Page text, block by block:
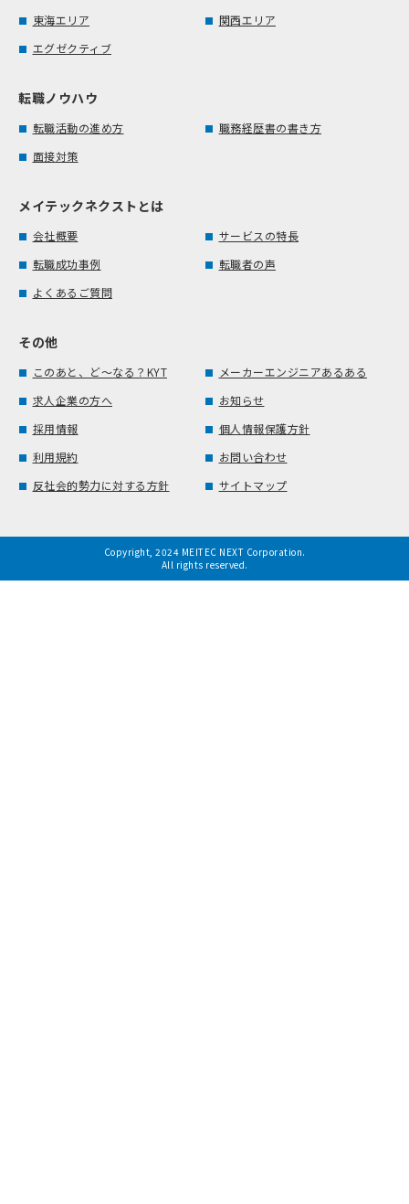
東海エリア
関西エリア
エグゼクティブ
転職ノウハウ
転職活動の進め方
職務経歴書の書き方
面接対策
メイテックネクストとは
会社概要
サービスの特長
転職成功事例
転職者の声
よくあるご質問
その他
このあと、ど～なる？KYT
メーカーエンジニアあるある
求人企業の方へ
お知らせ
採用情報
個人情報保護方針
利用規約
お問い合わせ
反社会的勢力に対する方針
サイトマップ
Copyright, 2024 MEITEC NEXT Corporation.
All rights reserved.